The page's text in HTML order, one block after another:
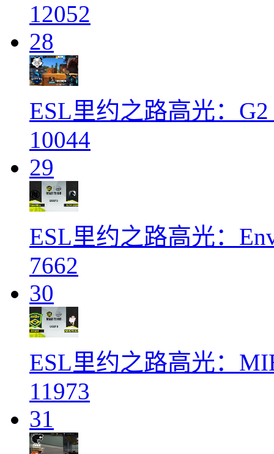
12052
28
ESL里约之路高光：
10044
29
ESL里约之路高光：
7662
30
ESL里约之路高光：
11973
31